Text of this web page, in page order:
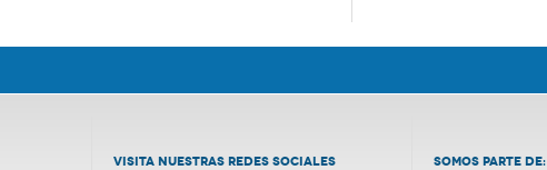
VISITA NUESTRAS REDES SOCIALES SOMOS PARTE DE: